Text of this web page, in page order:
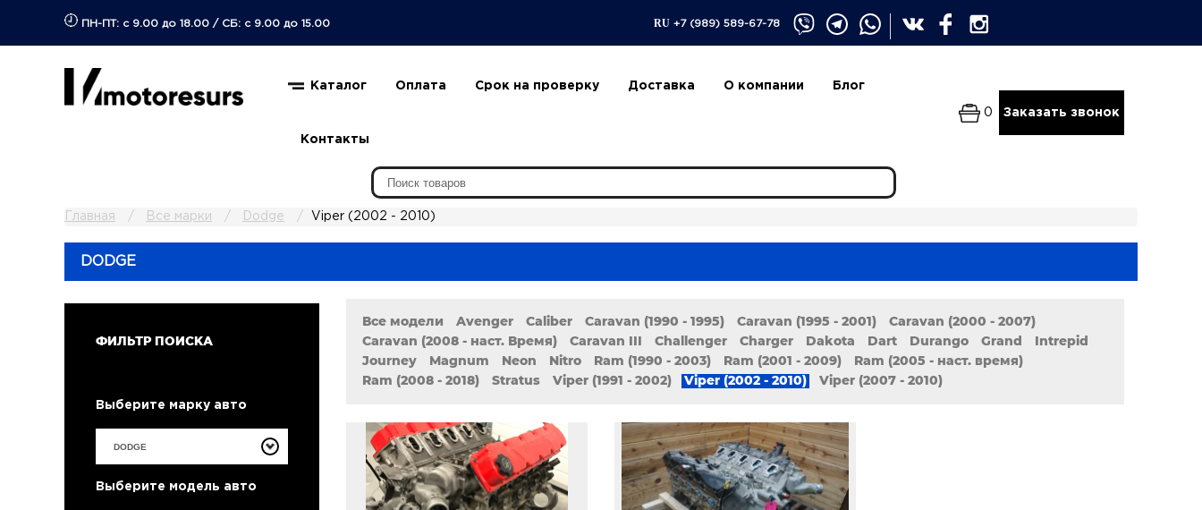
ПН-ПТ: с 9.00 до 18.00 / СБ: с 9.00 до 15.00 RU +7 (989) 589-67-78
Каталог Оплата Срок на проверку Доставка О компании Блог
Контакты
0 Заказать звонок
Главная Все марки Dodge Viper (2002 - 2010)
DODGE
ФИЛЬТР ПОИСКА
Выберите марку авто
Выберите модель авто
Все модели Avenger Caliber Caravan (1990 - 1995) Caravan (1995 - 2001)
Caravan (2000 - 2007)
Caravan (2008 - наст. Время)
Caravan III Challenger Charger Dakota Dart Durango Grand
Intrepid
Journey
Magnum Neon Nitro Ram (1990 - 2003) Ram (2001 - 2009)
Ram (2005 - наст. время)
Ram (2008 - 2018)
Stratus Viper (1991 - 2002) Viper (2002 - 2010) Viper (2007 - 2010)